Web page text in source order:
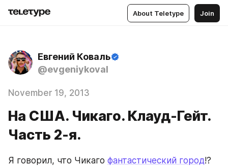
About Teletype Join
Евгений Коваль
@evgeniykoval
November 19, 2013
На США. Чикаго. Клауд-Гейт.
Часть 2-я.
Я говорил, что Чикаго фантастический город!?